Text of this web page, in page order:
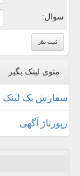
سوال:
منوی لینک بگیر
سفارش بک لینک
رپورتاژ آگهی